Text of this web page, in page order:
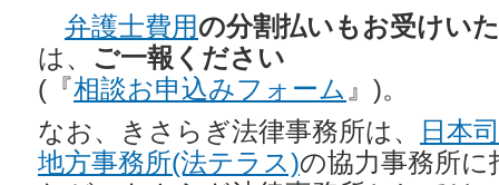
弁護士費用の分割払いもお受けい
は、 ご一報ください
(『相談お申込みフォーム 』)。
なお、きさらぎ法律事務所は、
日本
地方事務所(法テラス)の協力事務所